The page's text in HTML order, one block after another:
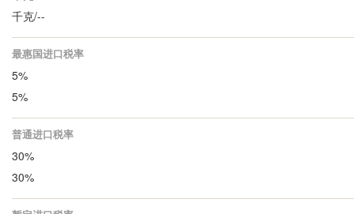
千克/--
最惠国进口税率
5%
5%
普通进口税率
30%
30%